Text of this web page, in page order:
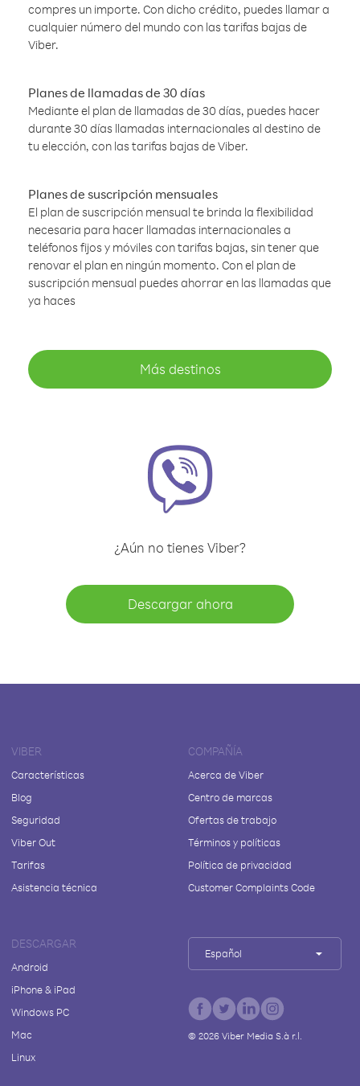
compres un importe. Con dicho crédito, puedes llamar a
cualquier número del mundo con las tarifas bajas de
Viber.
Planes de llamadas de 30 días
Mediante el plan de llamadas de 30 días, puedes hacer
durante 30 días llamadas internacionales al destino de
tu elección, con las tarifas bajas de Viber.
Planes de suscripción mensuales
El plan de suscripción mensual te brinda la flexibilidad
necesaria para hacer llamadas internacionales a
teléfonos fijos y móviles con tarifas bajas, sin tener que
renovar el plan en ningún momento. Con el plan de
suscripción mensual puedes ahorrar en las llamadas que
ya haces
Más destinos
¿Aún no tienes Viber?
Descargar ahora
VIBER
Características
Blog
Seguridad
Viber Out
Tarifas
Asistencia técnica
COMPAÑÍA
Acerca de Viber
Centro de marcas
Ofertas de trabajo
Términos y políticas
Política de privacidad
Customer Complaints Code
DESCARGAR
Android
iPhone & iPad
Windows PC
Mac
Linux
Español
© 2026Viber Media S.à r.l.